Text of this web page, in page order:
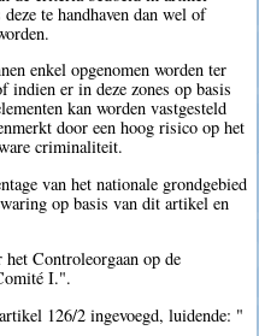
te handhaven dan wel of
enkel opgenomen worden ter
er in deze zones op basis
kan worden vastgesteld
door een hoog risico op het
criminaliteit.
van het nationale grondgebied
op basis van dit artikel en
Controleorgaan op de
I.".
126/2 ingevoegd, luidende: "